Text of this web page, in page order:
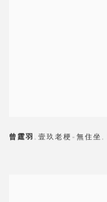
曾霆羽 , 壹玖老梗-無住坐 ,